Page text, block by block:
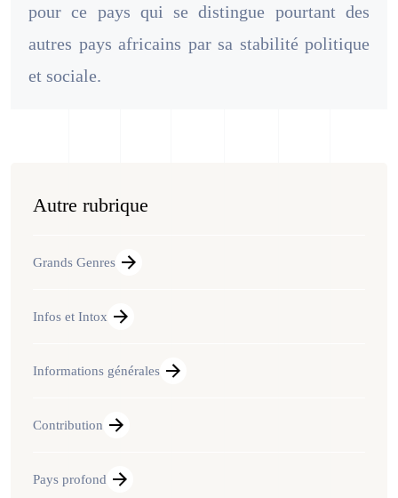
pour ce pays qui se distingue pourtant des
autres pays africains par sa stabilité politique
et sociale.
Autre rubrique
Grands Genres
Infos et Intox
Informations générales
Contribution
Pays profond